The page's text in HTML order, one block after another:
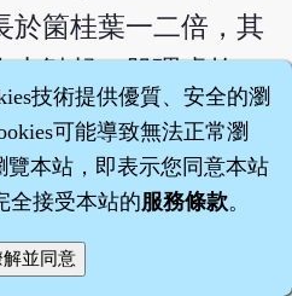
於箘桂葉一二倍，其
中皺起，肌理虛軟，
。削去上皮，名曰桂
桂。」宋代箘桂、牡
《本草圖經》云：
少脂肉，氣如木蘭，
技術提供優質、安全的瀏
可能導致無法正常瀏
覽本站，即表示您同意本站
全接受本站的服務條款。